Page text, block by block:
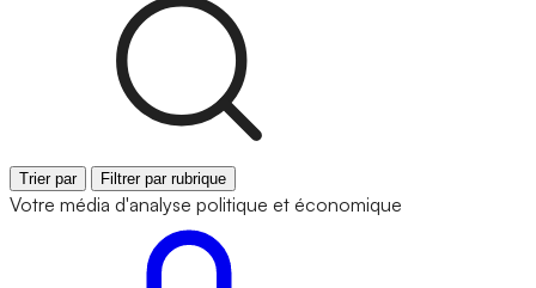
Trier par Filtrer par rubrique
Votre média d'analyse politique et économique